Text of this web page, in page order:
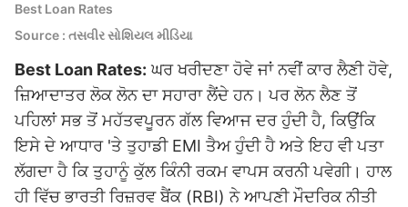
Best Loan Rates
Source : તસવીર સોશિયલ મીડિયા
Best Loan Rates: ਘਰ ਖਰੀਦਣਾ ਹੋਵੇ ਜਾਂ ਨਵੀਂ ਕਾਰ ਲੈਣੀ ਹੋਵੇ,
ਜ਼ਿਆਦਾਤਰ ਲੋਕ ਲੋਨ ਦਾ ਸਹਾਰਾ ਲੈਂਦੇ ਹਨ। ਪਰ ਲੋਨ ਲੈਣ ਤੋਂ
ਪਹਿਲਾਂ ਸਭ ਤੋਂ ਮਹੱਤਵਪੂਰਨ ਗੱਲ ਵਿਆਜ ਦਰ ਹੁੰਦੀ ਹੈ, ਕਿਉਂਕਿ
ਇਸੇ ਦੇ ਆਧਾਰ 'ਤੇ ਤੁਹਾਡੀ EMI ਤੈਅ ਹੁੰਦੀ ਹੈ ਅਤੇ ਇਹ ਵੀ ਪਤਾ
ਲੱਗਦਾ ਹੈ ਕਿ ਤੁਹਾਨੂੰ ਕੁੱਲ ਕਿੰਨੀ ਰਕਮ ਵਾਪਸ ਕਰਨੀ ਪਵੇਗੀ। ਹਾਲ
ਹੀ ਵਿੱਚ ਭਾਰਤੀ ਰਿਜ਼ਰਵ ਬੈਂਕ (RBI) ਨੇ ਆਪਣੀ ਮੌਦਰਿਕ ਨੀਤੀ